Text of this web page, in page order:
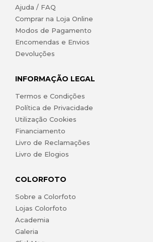
Ajuda / FAQ
Comprar na Loja Online
Modos de Pagamento
Encomendas e Envios
Devoluções
INFORMAÇÃO LEGAL
Termos e Condições
Política de Privacidade
Utilização Cookies
Financiamento
Livro de Reclamações
Livro de Elogios
COLORFOTO
Sobre a Colorfoto
Lojas Colorfoto
Academia
Galeria